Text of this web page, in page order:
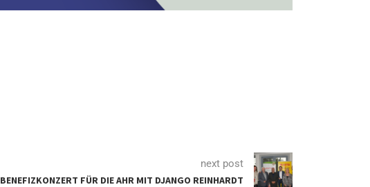
next post
BENEFIZKONZERT FÜR DIE AHR MIT DJANGO REINHARDT